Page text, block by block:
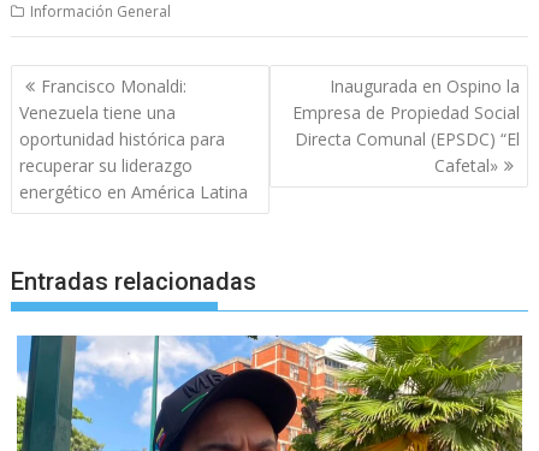
Información General
Navegación
de
entradas
Francisco Monaldi:
Venezuela tiene una
oportunidad histórica para
recuperar su liderazgo
energético en América Latina
Inaugurada en Ospino la
Empresa de Propiedad Social
Directa Comunal (EPSDC) “El
Cafetal»
Entradas relacionadas